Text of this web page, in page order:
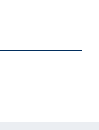
- Apertura in
finestra
di posta
meno